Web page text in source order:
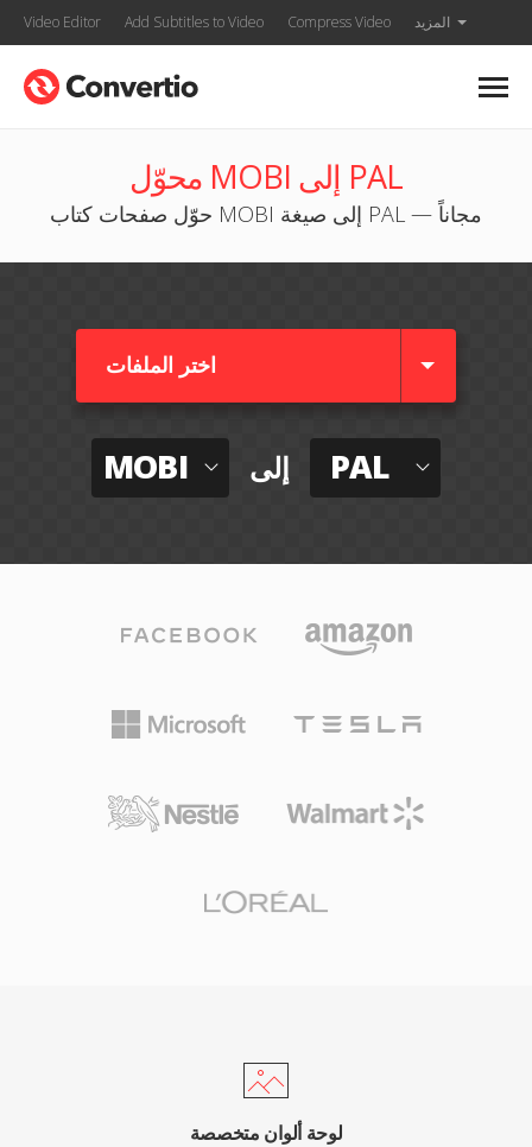
Video Editor Add Subtitles to Video Compress Video المزيد
محوّل MOBI إلى PAL
حوّل صفحات كتاب MOBI إلى صيغة PAL — مجاناً
اختر الملفات
MOBI إلى PAL
لوحة ألوان متخصصة